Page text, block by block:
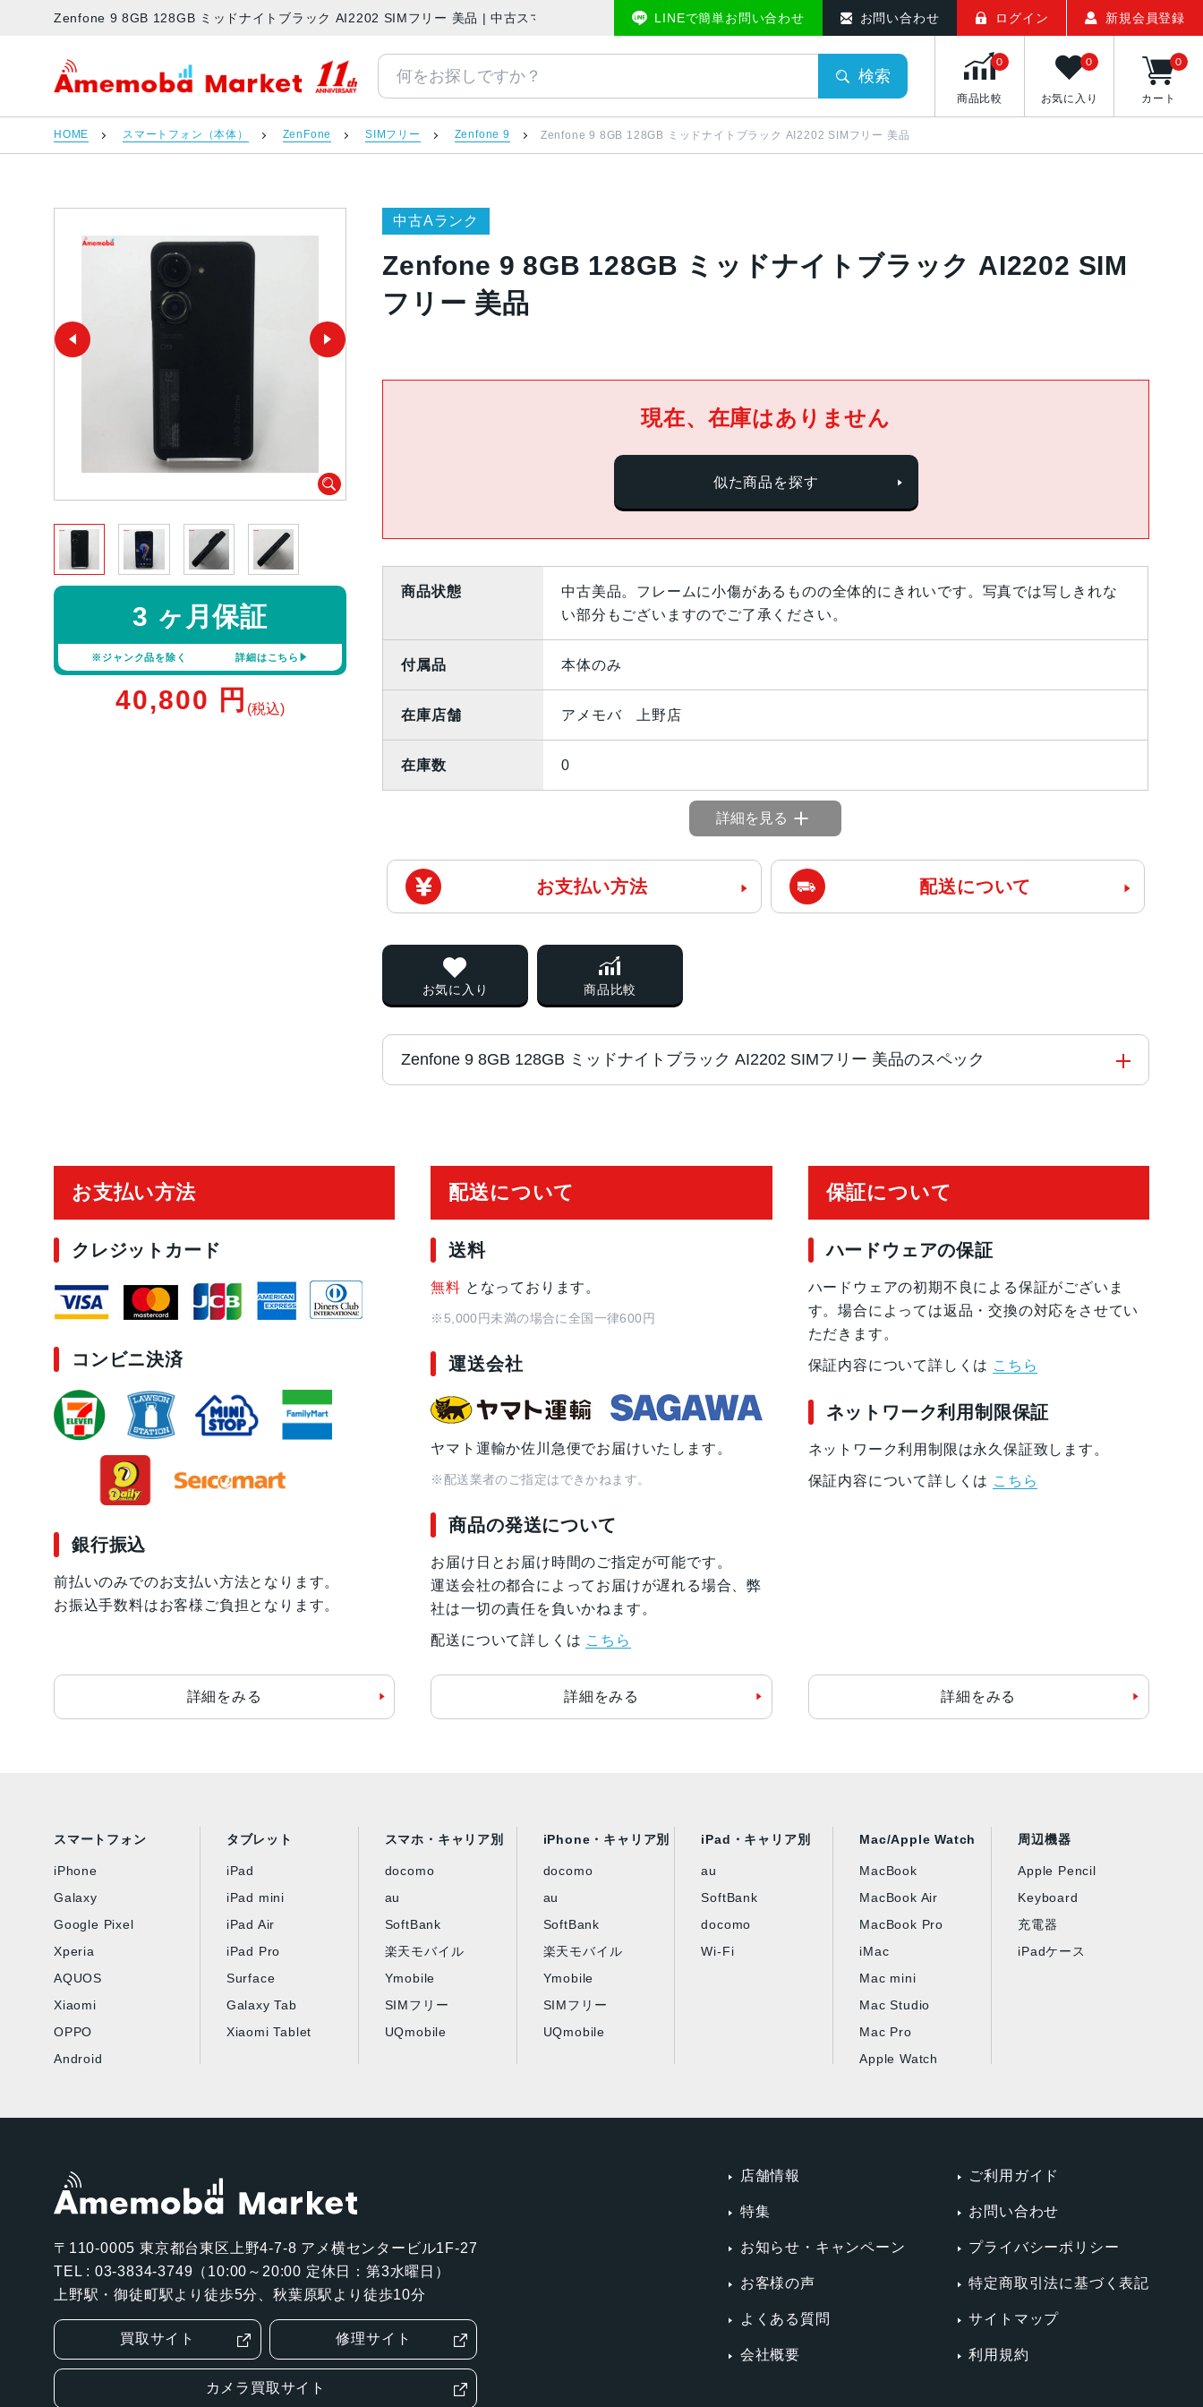
Zenfone 9 8GB 128GB ミッドナイトブラック AI2202 SIMフリー 美品 | 中古スマホ販売のアメモバマーケットLINEで簡単お問い合わせ お問い合わせ ログイン 新規会員登録
アメモバマーケット
検索
商品比較
0
お気に入り
0
カート
0
HOME スマートフォン（本体） ZenFone SIMフリー Zenfone 9 Zenfone 9 8GB 128GB ミッドナイトブラック AI2202 SIMフリー 美品
中古Aランク
Zenfone 9 8GB 128GB ミッドナイトブラック AI2202 SIM
フリー 美品
3 ヶ月保証
※ジャンク品を除く 詳細はこちら
40,800 円 (税込)
現在、在庫はありません
似た商品を探す
商品状態
中古美品。フレームに小傷があるものの全体的にきれいです。写真では写しきれな
い部分もございますのでご了承ください。
付属品 本体のみ
在庫店舗 アメモバ 上野店
在庫数 0
詳細を見る
お支払い方法 配送について
お気に入り 商品比較
Zenfone 9 8GB 128GB ミッドナイトブラック AI2202 SIMフリー 美品のスペック
ミッドナイトブラック、ムーンライトホワイト、サンセットレッド、スターリーブ
5.9インチ
アウトカメラ
超広角：1200万画素
インカメラ 1200万画素
RAM：8GB、16GB
バッテリー容量 4300mAh
発売日 2022年11月4日
お支払い方法
クレジットカード
コンビニ決済
銀行振込
前払いのみでのお支払い方法となります。
お振込手数料はお客様ご負担となります。
詳細をみる
配送について
送料
無料 となっております。
※5,000円未満の場合に全国一律600円
運送会社
ヤマト運輸か佐川急便でお届けいたします。
※配送業者のご指定はできかねます。
商品の発送について
お届け日とお届け時間のご指定が可能です。
運送会社の都合によってお届けが遅れる場合、弊
社は一切の責任を負いかねます。
配送について詳しくは こちら
詳細をみる
保証について
ハードウェアの保証
ハードウェアの初期不良による保証がございま
す。場合によっては返品・交換の対応をさせてい
ただきます。
保証内容について詳しくは こちら
ネットワーク利用制限保証
ネットワーク利用制限は永久保証致します。
保証内容について詳しくは こちら
詳細をみる
スマートフォン
iPhone
Galaxy
Google Pixel
Xperia
AQUOS
Xiaomi
OPPO
Android
タブレット
iPad
iPad mini
iPad Air
iPad Pro
Surface
Galaxy Tab
Xiaomi Tablet
スマホ・キャリア別
docomo
au
SoftBank
楽天モバイル
Ymobile
SIMフリー
UQmobile
iPhone・キャリア別
docomo
au
SoftBank
楽天モバイル
Ymobile
SIMフリー
UQmobile
iPad・キャリア別
au
SoftBank
docomo
Wi-Fi
Mac/Apple Watch
MacBook
MacBook Air
MacBook Pro
iMac
Mac mini
Mac Studio
Mac Pro
Apple Watch
周辺機器
Apple Pencil
Keyboard
充電器
iPadケース
〒110-0005 東京都台東区上野4-7-8 アメ横センタービル1F-27
TEL : 03-3834-3749（10:00～20:00 定休日：第3水曜日）
上野駅・御徒町駅より徒歩5分、秋葉原駅より徒歩10分
買取サイト 修理サイト
カメラ買取サイト
店舗情報
特集
お知らせ・キャンペーン
お客様の声
よくある質問
会社概要
ご利用ガイド
お問い合わせ
プライバシーポリシー
特定商取引法に基づく表記
サイトマップ
利用規約